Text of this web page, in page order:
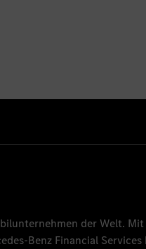
der Welt.
Benz Financial Services